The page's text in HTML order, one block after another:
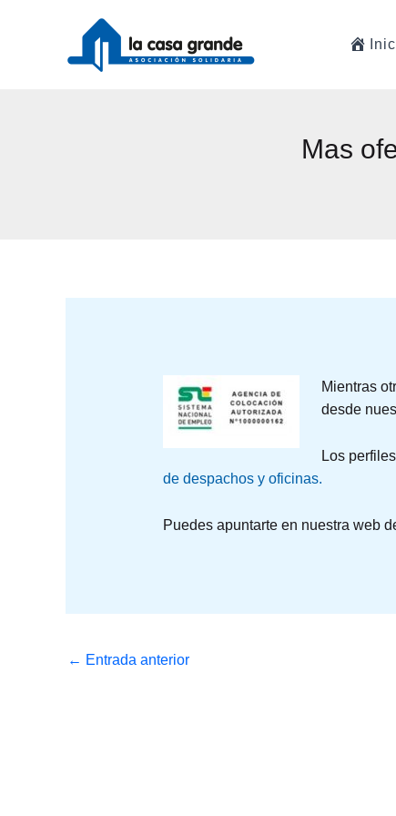
Mas
Mientras
desde
Los
de despachos y oficinas.
Puedes apuntarte en nuestra web
← Entrada anterior